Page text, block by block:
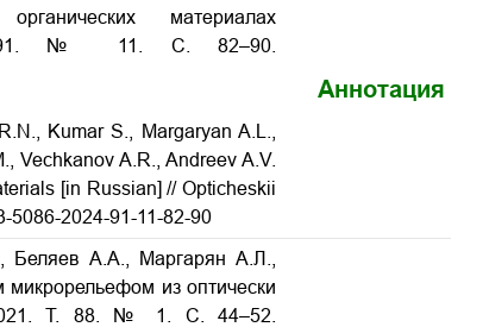
материалах
Т. 91. № 11. С. 82–90.
Kumar S., Margaryan A.L.,
Vechkanov A.R., Andreev A.V.
[in Russian] // Opticheskii
5086-2024-91-11-82-90
Аннотация
А.А., Маргарян А.Л.,
из оптически
2021. Т. 88. № 1. С. 44–52.